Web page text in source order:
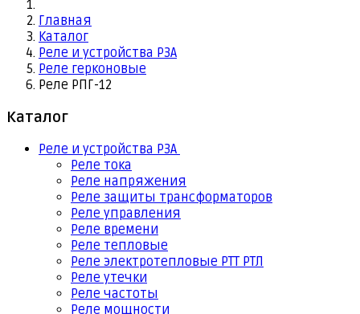
Главная
Каталог
Реле и устройства РЗА
Реле герконовые
Реле РПГ-12
Каталог
Реле и устройства РЗА
Реле тока
Реле напряжения
Реле защиты трансформаторов
Реле управления
Реле времени
Реле тепловые
Реле электротепловые РТТ РТЛ
Реле утечки
Реле частоты
Реле мощности